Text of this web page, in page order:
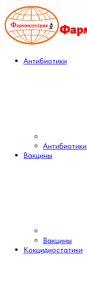
Антибиотики
Антибиотики
Вакцины
Вакцины
Кокцидиостатики